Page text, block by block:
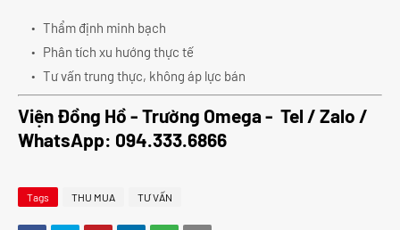
Thẩm định minh bạch
Phân tích xu hướng thực tế
Tư vấn trung thực, không áp lực bán
Viện Đồng Hồ - Trường Omega - Tel / Zalo /
WhatsApp: 094.333.6866
Tags THU MUA TƯ VẤN